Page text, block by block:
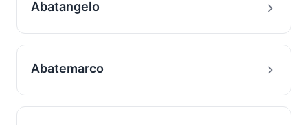
Abatangelo
Abatemarco